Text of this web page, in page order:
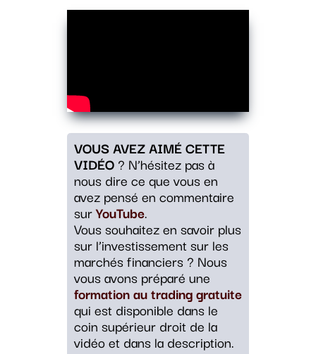
VOUS AVEZ AIMÉ CETTE
VIDÉO? N’hésitez pas à
nous dire ce que vous en
avez pensé en commentaire
surYouTube.
Vous souhaitez en savoir plus
sur l’investissement sur les
marchés financiers ? Nous
vous avons préparé une
formation au trading gratuite
qui est disponible dans le
coin supérieur droit de la
vidéo et dans la description.